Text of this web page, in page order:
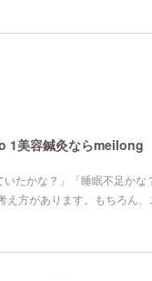
1美容鍼灸ならmeilong
たかな？」「睡眠不足かな
方があります。もちろん